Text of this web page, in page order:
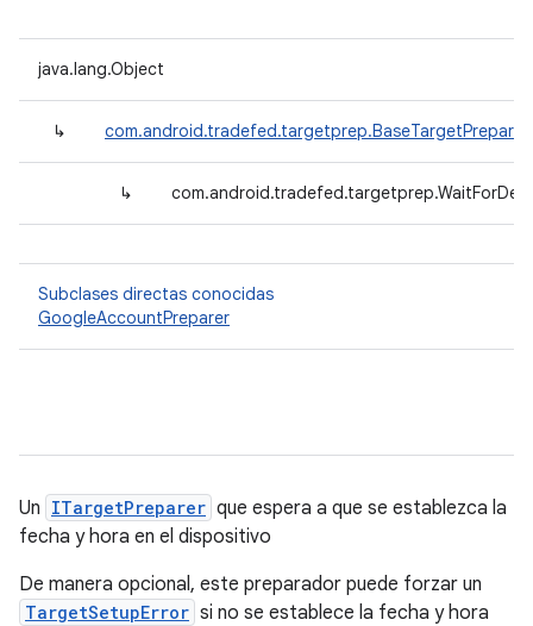
java.lang.Object
↳ com.android.tradefed.targetprep.BaseTargetPreparer
↳
Subclases directas conocidas
GoogleAccountPreparer
Un ITargetPreparer que espera a que se establezca la
fecha y hora en el dispositivo
De manera opcional, este preparador puede forzar un
TargetSetupError si no se establece la fecha y hora